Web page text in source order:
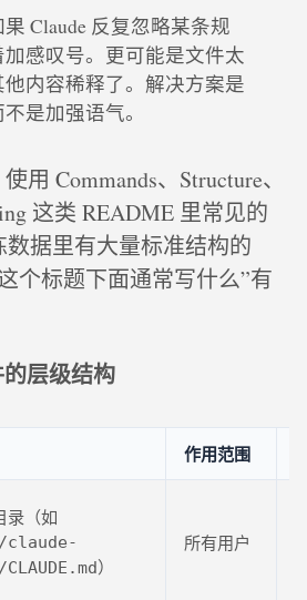
果 Claude 反复忽略某条规
感叹号。更可能是文件太
内容稀释了。解决方案是
是加强语气。
用 Commands、Structure、
这类 README 里常见的
数据里有大量标准结构的
个标题下面通常写什么”有
层级结构
作用范围
录（如
）
所有用户